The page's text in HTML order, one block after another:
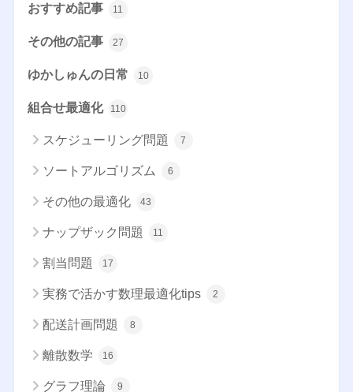
おすすめ記事 11
その他の記事 27
ゆかしゅんの日常 10
組合せ最適化 110
スケジューリング問題 7
ソートアルゴリズム 6
その他の最適化 43
ナップザック問題 11
割当問題 17
実務で活かす数理最適化tips 2
配送計画問題 8
離散数学 16
グラフ理論 9